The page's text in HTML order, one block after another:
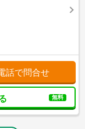
話で問合せ
無料